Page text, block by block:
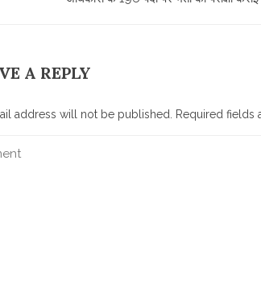
A REPLY
address will not be published. Required fields